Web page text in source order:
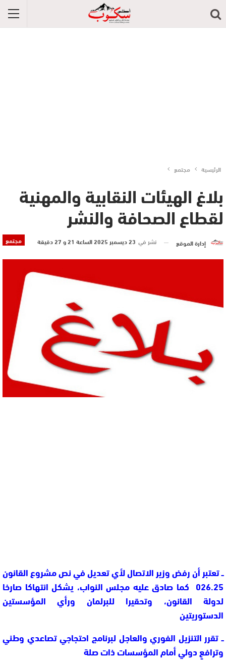
الرئيسية مجتمع
بلاغ الهيئات النقابية والمهنية
لقطاع الصحافة والنشر
مجتمع إدارة الموقع نشر في 23 ديسمبر 2025 الساعة 21 و 27 دقيقة
ــ تعتبر أن رفض وزير الاتصال لأي تعديل في نص مشروع القانون
026.25 كما صادق عليه مجلس النواب، يشكل انتهاكا صارخا
لدولة القانون، وتحقيرا للبرلمان ورأي المؤسستين
الدستوريتين
ــ تقرر التنزيل الفوري والعاجل لبرنامج احتجاجي تصاعدي وطني
وترافعٍ دولي أمام المؤسسات ذات صلة